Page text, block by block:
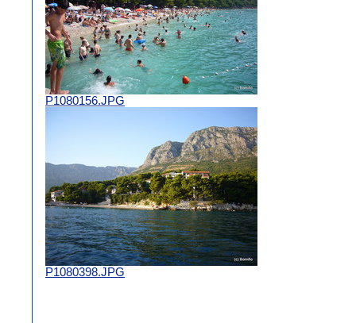
P1080156.JPG
P1080398.JPG